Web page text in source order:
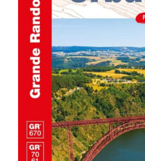
AJOUTER AU PANIER